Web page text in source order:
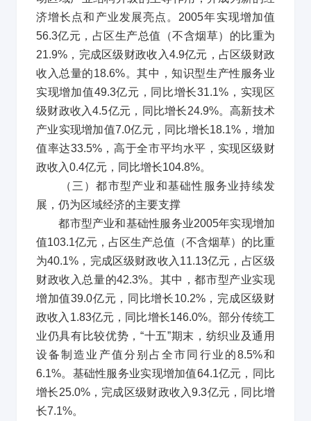
济增长点和产业发展亮点。 2005年实现增加值
56.3亿元，占区生产总值（不含烟草）的比重为
21.9% ，完成区级财政收入4.9亿元，占区级财政
收入总量的18.6%。其中，知识型生产性服务业
实现增加值49.3亿元，同比增长31.1% ，实现区
级财政收入4.5亿元，同比增长24.9%。高新技术
产业实现增加值7.0亿元，同比增长18.1% ，增加
值率达33.5%，高于全市平均水平，实现区级财
政收入0.4亿元，同比增长104.8%。
（三）都市型产业和基础性服务业持续发
展，仍为区域经济的主要支撑
都市型产业和基础性服务业2005年实现增加
值103.1亿元，占区生产总值（不含烟草）的比重
为40.1% ，完成区级财政收入 11.13亿元，占区级
财政收入总量的42.3%。其中，都市型产业实现
增加值39.0亿元，同比增长10.2%，完成区级财
政收入 1.83亿元，同比增长146.0%。部分传统工
业仍具有比较优势， “十五”期末，纺织业及通用
设备制造业产值分别占全市同行业的8.5%和
6.1%。基础性服务业实现增加值64.1亿元，同比
增长25.0%，完成区级财政收入9.3亿元，同比增
长7.1%。